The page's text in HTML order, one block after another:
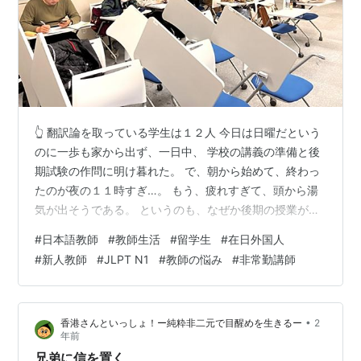
👆 翻訳論を取っている学生は１２人 今日は日曜だという
のに一歩も家から出ず、一日中、 学校の講義の準備と後
期試験の作問に明け暮れた。 で、朝から始めて、終わっ
たのが夜の１１時すぎ…。 もう、疲れすぎて、頭から湯
気が出そうである。 というのも、なぜか後期の授業が、
っとこどっこい、あっと驚くタメゴロー、 １２月２０日
が最終日であることが判明し、 それに加え、 後期の試験
問題の提出期限が先週一杯だったことも 事務局からの催
促のメールを見て思い出し、 慌てて準備をするハメにな
った。 また、学生たちが提出した小論文の添削も、 溜ま
りに溜まっている上に…
#日本語教師 #教師生活 #留学生 #在日外国人
#新人教師 #JLPT N1 #教師の悩み #非常勤講師
香港さんといっしょ！ー純粋非二元で目醒めを生きるー • 2
年前